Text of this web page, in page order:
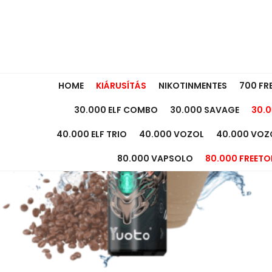
HOME KIÁRUSÍTÁS NIKOTINMENTES 700
30.000 ELF COMBO
30.000 SAVAGE
40.000 ELF TRIO
40.000 VOZOL 40.000
80.000 VAPSOLO
80.000